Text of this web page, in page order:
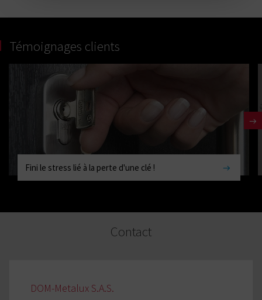
Témoignages clients
Fini le stress lié à la perte d'une clé !
Contact
DOM-Metalux S.A.S.